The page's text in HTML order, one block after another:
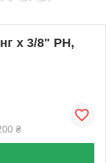
х 3/8" РН,
₴